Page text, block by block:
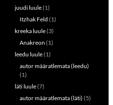
juudi luule(1)
Itzhak Feld (1)
kreeka luule(3)
Anakreon (1)
leedu luule(1)
autor määratlemata (leedu)
(1)
läti luule(7)
autor määratlemata (läti) (5)